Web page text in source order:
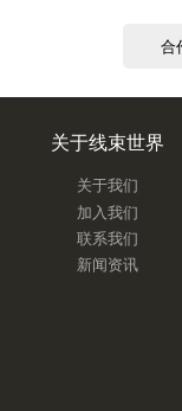
合
关于线束世界
关于我们
加入我们
联系我们
新闻资讯